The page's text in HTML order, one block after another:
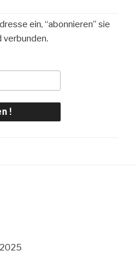
ein, “abonnieren” sie
verbunden.